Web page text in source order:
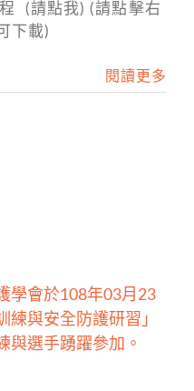
(請點我) (請點擊右
下載)
閱讀更多
學會於108年03月23
練與安全防護研習」
與選手踴躍參加。